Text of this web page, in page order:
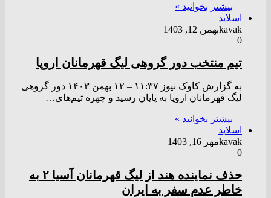
بیشتر بخوانید »
اسلاید
kavakبهمن 12, 1403
0
تیم منتخب دور گروهی لیگ قهرمانان اروپا
به گزارش کاوک نیوز ۱۱:۳۷ – ۱۲ بهمن ۱۴۰۳ دور گروهی
لیگ قهرمانان اروپا به پایان رسید و چهره تیم‌های…
بیشتر بخوانید »
اسلاید
kavakمهر 16, 1403
0
حذف نماینده هند از لیگ قهرمانان آسیا ۲ به
خاطر عدم سفر به ایران